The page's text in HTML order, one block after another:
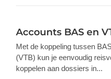
Accounts BAS en
Met de koppeling tussen
(VTB) kun je eenvoudig
koppelen aan dossiers in...